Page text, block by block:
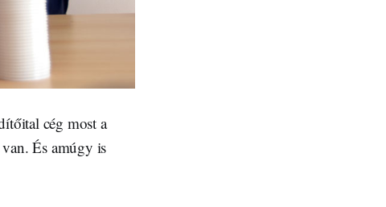
cég most a
És amúgy is